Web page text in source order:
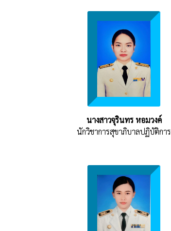
นางสาวจุรินทร หอมวงค์
นักวิชาการสุขาภิบาลปฏิบัติการ